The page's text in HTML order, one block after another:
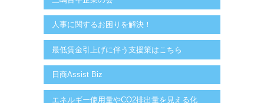
人事に関するお困りを解決！
最低賃金引上げに伴う支援策はこちら
日商Assist Biz
エネルギー使用量やCO2排出量を見える化